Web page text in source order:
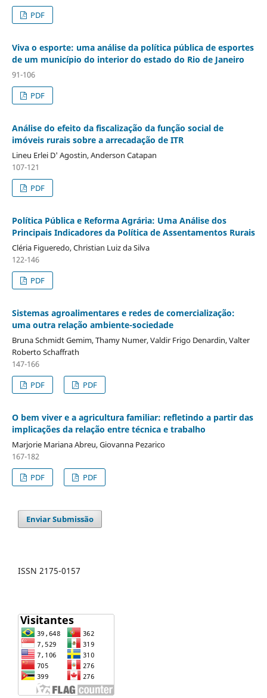
PDF
Viva o esporte: uma análise da política pública de esportes
de um município do interior do estado do Rio de Janeiro
91-106
PDF
Análise do efeito da fiscalização da função social de
imóveis rurais sobre a arrecadação de ITR
Lineu Erlei D' Agostin, Anderson Catapan
107-121
PDF
Política Pública e Reforma Agrária: Uma Análise dos
Principais Indicadores da Política de Assentamentos Rurais
Cléria Figueredo, Christian Luiz da Silva
122-146
PDF
Sistemas agroalimentares e redes de comercialização:
uma outra relação ambiente-sociedade
Bruna Schmidt Gemim, Thamy Numer, Valdir Frigo Denardin, Valter
Roberto Schaffrath
147-166
PDF
PDF
O bem viver e a agricultura familiar: refletindo a partir das
implicações da relação entre técnica e trabalho
Marjorie Mariana Abreu, Giovanna Pezarico
167-182
PDF
PDF
Enviar Submissão
ISSN 2175-0157